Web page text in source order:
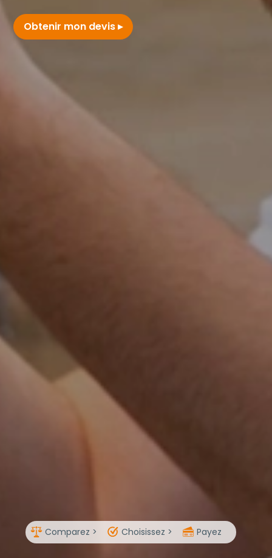
Obtenir mon devis
Comparez > Choisissez > Payez